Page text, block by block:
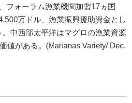
フォーラム漁業機関加盟17ヵ国
万ドル、漁業振興援助資金とし
中西部太平洋はマグロの漁業資源
値がある。(Marianas Variety/ Dec.